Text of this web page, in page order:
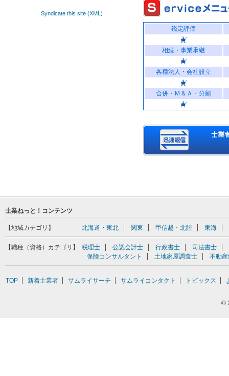
Syndicate this site (XML)
鑑定評価
相続・事業承継
各種法人・会社設立
合併・Ｍ＆Ａ・分割
士業ねっと！コンテンツ
【地域カテゴリ】 北海道・東北 関東 甲信越・北陸 東海
【職種（資格）カテゴリ】 税理士 公認会計士 行政書士
司法書士
保険コンサルタント
土地家屋調査士 不動
TOP 新着士業者 サムライサーチ サムライコンタクト トピックス
©